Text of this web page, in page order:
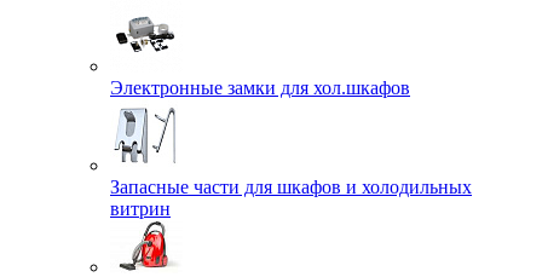
Электронные замки для хол.шкафов
Запасные части для шкафов и холодильных
витрин